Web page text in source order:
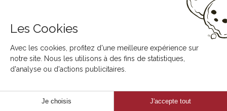
Thermocollant Kermit la
Thermocollant Barbie
Les Cookies
Avec les cookies, profitez d'une meilleure expérience sur
notre site. Nous les utilisons à des fins de statistiques,
d'analyse ou d'actions publicitaires.
Je choisis J'accepte tout